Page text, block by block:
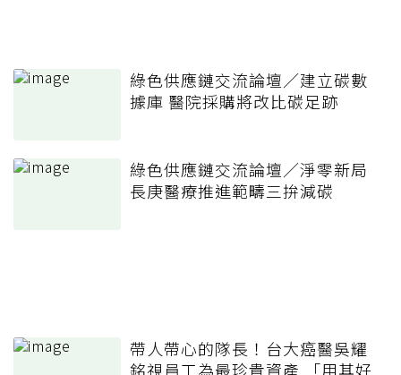
綠色供應鏈交流論壇／建立碳數
據庫 醫院採購將改比碳足跡
綠色供應鏈交流論壇／淨零新局
長庚醫療推進範疇三拚減碳
帶人帶心的隊長！台大癌醫吳耀
銘視員工為最珍貴資產 「用其好